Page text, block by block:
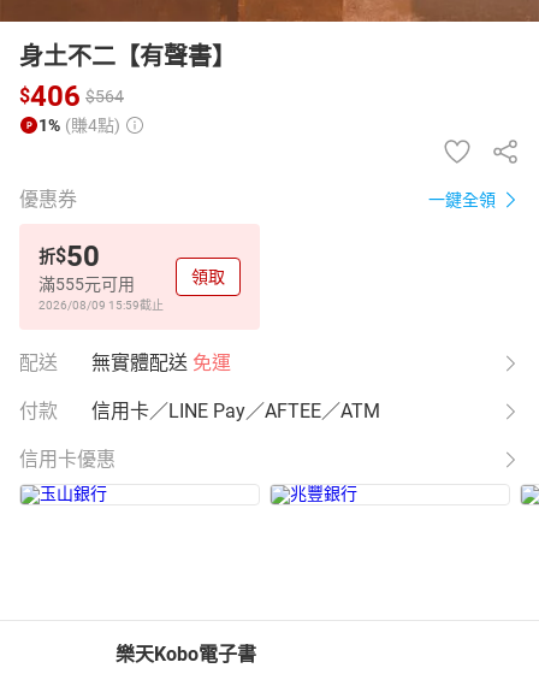
身土不二【有聲書】
$406 $564
1% (賺4點)
優惠券 一鍵全領
折$50
滿555元可用
2026/08/09 15:59截止
領取
配送 無實體配送 免運
付款 信用卡／LINE Pay／AFTEE／ATM
信用卡優惠
樂天Kobo電子書